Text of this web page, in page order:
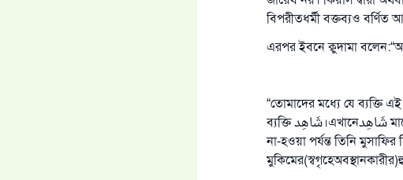
বিপরীতধর্মী বক্তব্যও বর্ণিত
এরপর ইবনে ক্বুদামা
“তোমাদের মধ্যে যে ব্যক্তি
ব্যক্তি شَاهِد।এখানেشَاهِد মানে- (حاضر لم يسافر) যিনি উপস্থিত আছেন, সফর করেননি। নিজ শহর থেকে বের
না-হওয়া পর্যন্ত তিনি